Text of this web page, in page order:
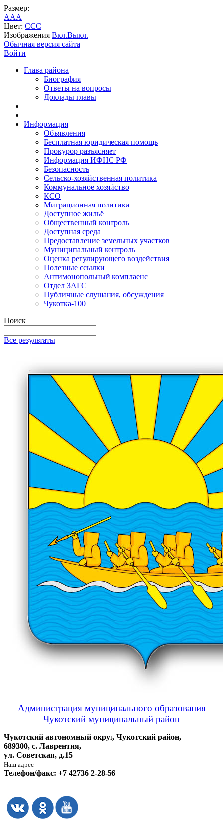
Размер:
AAA
Цвет: CCC
Изображения Вкл.Выкл.
Обычная версия сайта
Войти
Глава района
Биография
Ответы на вопросы
Доклады главы
Информация
Объявления
Бесплатная юридическая помощь
Прокурор разъясняет
Информация ИФНС РФ
Безопасность
Сельско-хозяйственная политика
Коммунальное хозяйство
КСО
Миграционная политика
Доступное жильё
Общественный контроль
Доступная среда
Предоставление земельных участков
Муниципальный контроль
Оценка регулирующего воздействия
Полезные ссылки
Антимонопольный комплаенс
Отдел ЗАГС
Публичные слушания, обсуждения
Чукотка-100
Поиск
Все результаты
Администрация муниципального образования
Чукотский муниципальный район
Чукотский автономный округ, Чукотский район,
689300, с. Лаврентия,
ул. Советская, д.15
Наш адрес
Телефон/факс: +7 42736 2-28-56